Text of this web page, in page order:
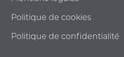
Politique de cookies
Politique de confidentialité